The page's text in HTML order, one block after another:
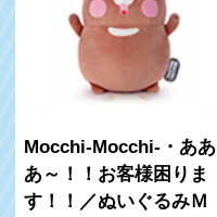
Mocchi-Mocchi-・ああ
あ～！！お客様困りま
す！！／ぬいぐるみＭ